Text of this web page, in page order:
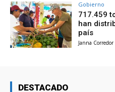
Gobierno
717.459
han
país
Janna Corredor
DESTACADO